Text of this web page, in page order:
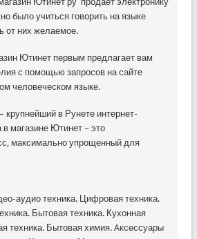
было учиться говорить на языке
от них желаемое.
Ютинет первым предлагает вам
с помощью запросов на сайте
человеческом языке.
крупнейший в Рунете интернет-
магазине Ютинет – это
максимально упрощенный для
аудио техника. Цифровая техника.
Бытовая техника. Кухонная
техника. Бытовая химия. Aксессуары